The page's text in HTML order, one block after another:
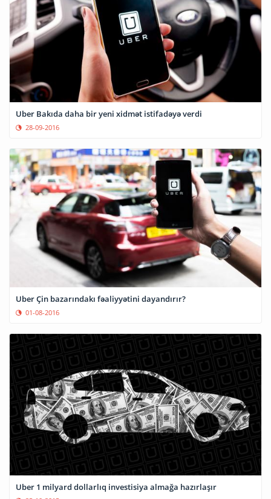
Uber Bakıda daha bir yeni xidmət istifadəyə verdi
28-09-2016
Uber Çin bazarındakı fəaliyyətini dayandırır?
01-08-2016
Uber 1 milyard dollarlıq investisiya almağa hazırlaşır